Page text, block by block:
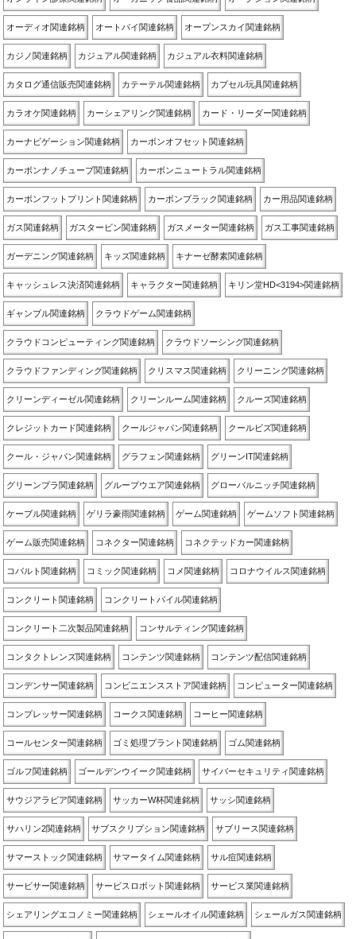
オーディオ関連銘柄 オートバイ関連銘柄 オープンスカイ関連銘柄
カジノ関連銘柄 カジュアル関連銘柄 カジュアル衣料関連銘柄
カタログ通信販売関連銘柄 カテーテル関連銘柄 カプセル玩具関連銘柄
カラオケ関連銘柄 カーシェアリング関連銘柄 カード・リーダー関連銘柄
カーナビゲーション関連銘柄 カーボンオフセット関連銘柄
カーボンナノチューブ関連銘柄 カーボンニュートラル関連銘柄
カーボンフットプリント関連銘柄 カーボンブラック関連銘柄 カー用品関連銘柄
ガス関連銘柄 ガスタービン関連銘柄 ガスメーター関連銘柄 ガス工事関連銘柄
ガーデニング関連銘柄 キッズ関連銘柄 キナーゼ酵素関連銘柄
キャッシュレス決済関連銘柄 キャラクター関連銘柄 キリン堂HD<3194>関連銘柄
ギャンブル関連銘柄 クラウドゲーム関連銘柄
クラウドコンピューティング関連銘柄 クラウドソーシング関連銘柄
クラウドファンディング関連銘柄 クリスマス関連銘柄 クリーニング関連銘柄
クリーンディーゼル関連銘柄 クリーンルーム関連銘柄 クルーズ関連銘柄
クレジットカード関連銘柄 クールジャパン関連銘柄 クールビズ関連銘柄
クール・ジャパン関連銘柄 グラフェン関連銘柄 グリーンIT関連銘柄
グリーンプラ関連銘柄 グループウエア関連銘柄 グローバルニッチ関連銘柄
ケーブル関連銘柄 ゲリラ豪雨関連銘柄 ゲーム関連銘柄 ゲームソフト関連銘柄
ゲーム販売関連銘柄 コネクター関連銘柄 コネクテッドカー関連銘柄
コバルト関連銘柄 コミック関連銘柄 コメ関連銘柄 コロナウイルス関連銘柄
コンクリート関連銘柄 コンクリートパイル関連銘柄
コンクリート二次製品関連銘柄 コンサルティング関連銘柄
コンタクトレンズ関連銘柄 コンテンツ関連銘柄 コンテンツ配信関連銘柄
コンデンサー関連銘柄 コンビニエンスストア関連銘柄 コンピューター関連銘柄
コンプレッサー関連銘柄 コークス関連銘柄 コーヒー関連銘柄
コールセンター関連銘柄 ゴミ処理プラント関連銘柄 ゴム関連銘柄
ゴルフ関連銘柄 ゴールデンウイーク関連銘柄 サイバーセキュリティ関連銘柄
サウジアラビア関連銘柄 サッカーW杯関連銘柄 サッシ関連銘柄
サハリン2関連銘柄 サブスクリプション関連銘柄 サブリース関連銘柄
サマーストック関連銘柄 サマータイム関連銘柄 サル痘関連銘柄
サービサー関連銘柄 サービスロボット関連銘柄 サービス業関連銘柄
シェアリングエコノミー関連銘柄 シェールオイル関連銘柄 シェールガス関連銘柄